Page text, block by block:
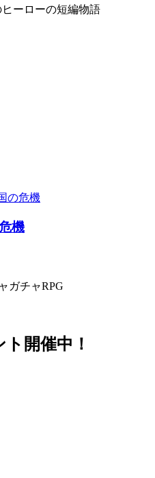
ーローの短編物語
機
ガチャRPG
開催中！